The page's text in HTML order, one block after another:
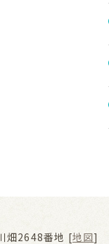
畑2648番地 [地図]